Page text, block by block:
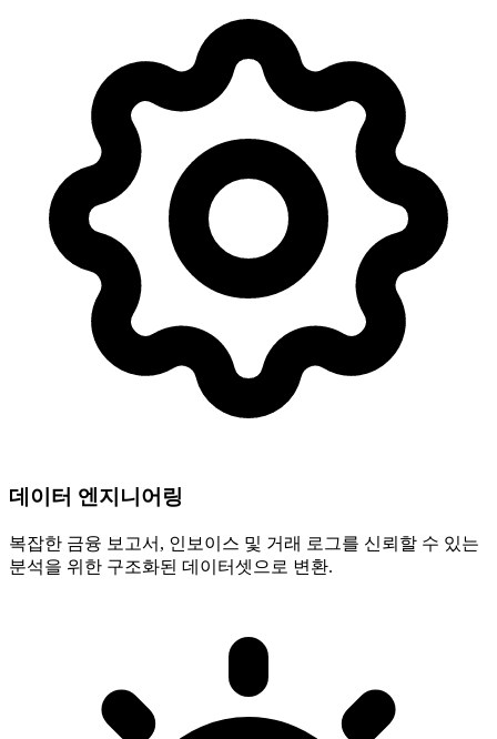
데이터 엔지니어링
복잡한 금융 보고서, 인보이스 및 거래 로그를 신뢰할 수 있는
분석을 위한 구조화된 데이터셋으로 변환.